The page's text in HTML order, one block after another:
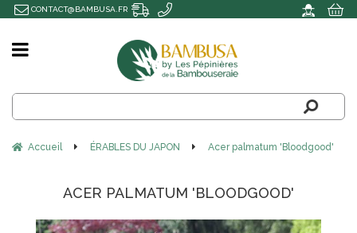
Accueil ÉRABLES DU JAPON Acer palmatum 'Bloodgood'
ACER PALMATUM 'BLOODGOOD'
CONTACT@BAMBUSA.FR